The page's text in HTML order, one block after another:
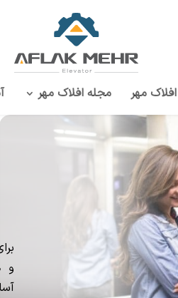
مهر مجله افلاک مهر
و